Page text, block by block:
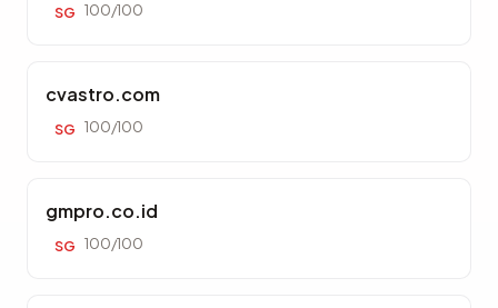
SG 100/100
cvastro.com
SG 100/100
gmpro.co.id
SG 100/100